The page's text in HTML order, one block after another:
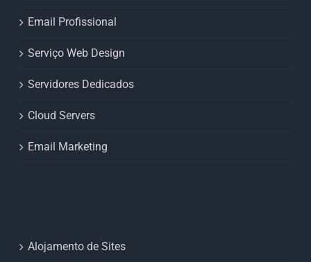
Email Profissional
Serviço Web Design
Servidores Dedicados
Cloud Servers
Email Marketing
Alojamento de Sites